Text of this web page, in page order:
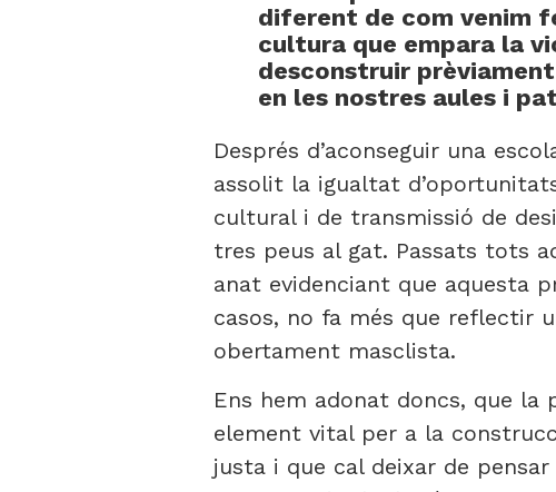
diferent de com venim
cultura que empara la
desconstruir
en les nostres aules i
Després d’aconseguir una
assolit la igualtat
cultural i de transmissió de
tres peus al gat. Passats tots
anat evidenciant que aquesta
casos, no fa més que reflectir
obertament masclista.
Ens hem adonat doncs, que la
element vital per a la
justa i que cal deixar de pensar